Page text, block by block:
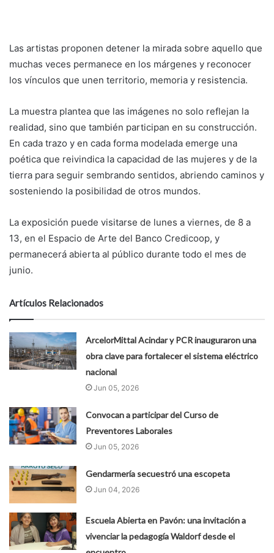
Las artistas proponen detener la mirada sobre aquello que
muchas veces permanece en los márgenes y reconocer
los vínculos que unen territorio, memoria y resistencia.
La muestra plantea que las imágenes no solo reflejan la
realidad, sino que también participan en su construcción.
En cada trazo y en cada forma modelada emerge una
poética que reivindica la capacidad de las mujeres y de la
tierra para seguir sembrando sentidos, abriendo caminos y
sosteniendo la posibilidad de otros mundos.
La exposición puede visitarse de lunes a viernes, de 8 a
13, en el Espacio de Arte del Banco Credicoop, y
permanecerá abierta al público durante todo el mes de
junio.
Artículos Relacionados
ArcelorMittal Acindar y PCR inauguraron una
obra clave para fortalecer el sistema eléctrico
nacional
Jun 05, 2026
Convocan a participar del Curso de
Preventores Laborales
Jun 05, 2026
Gendarmería secuestró una escopeta
Jun 04, 2026
Escuela Abierta en Pavón: una invitación a
vivenciar la pedagogía Waldorf desde el